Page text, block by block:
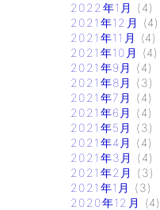
2022年1月
(4)
2021年12月
(4)
2021年11月
(4)
2021年10月
(4)
2021年9月
(4)
2021年8月
(3)
2021年7月
(4)
2021年6月
(4)
2021年5月
(3)
2021年4月
(4)
2021年3月
(4)
2021年2月
(3)
2021年1月
(3)
2020年12月
(4)